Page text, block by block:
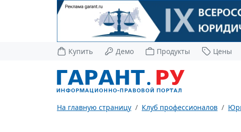
Купить Демо Продукты Цены
На главную страницу Клуб профессионалов